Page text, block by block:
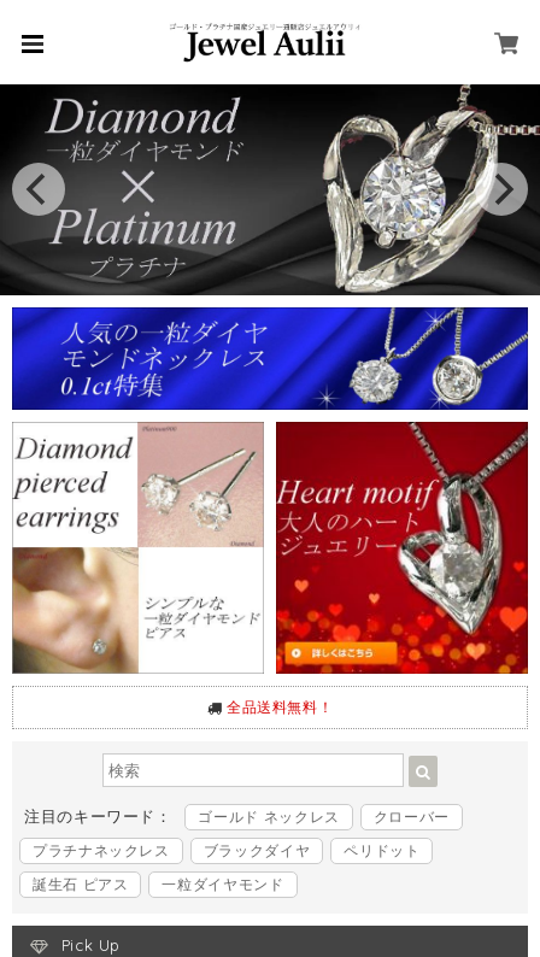
全品送料無料！
注目のキーワード： ゴールド ネックレス
クローバー
プラチナネックレス
ブラックダイヤ
ペリドット
誕生石 ピアス
一粒ダイヤモンド
Pick Up